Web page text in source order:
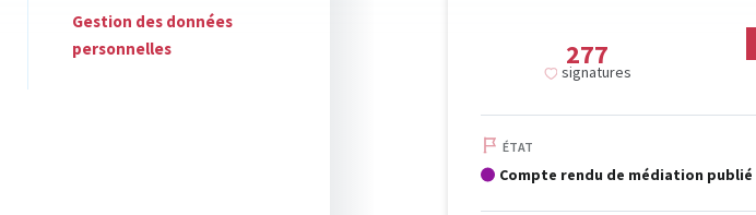
Gestion des données
personnelles
277
signatures
ÉTAT
Compte rendu de médiation publié